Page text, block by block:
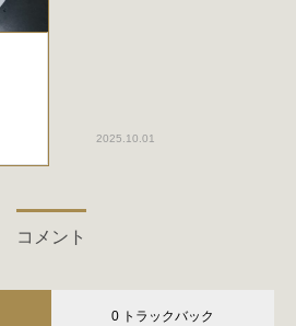
2025.10.01
コメント
0 トラックバック